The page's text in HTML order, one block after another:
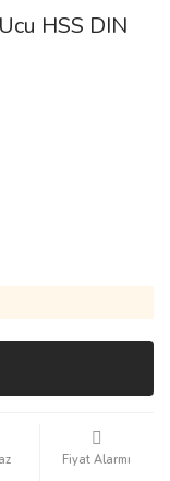
HSS DIN
Fiyat Alarmı